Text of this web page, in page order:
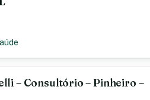
– Consultório – Pinheiro –